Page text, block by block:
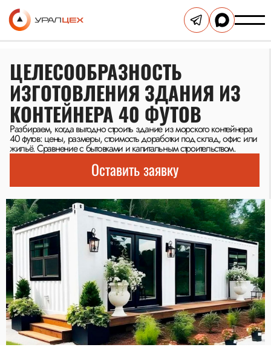
ЦЕЛЕСООБРАЗНОСТЬ
ИЗГОТОВЛЕНИЯ ЗДАНИЯ ИЗ
КОНТЕЙНЕРА 40 ФУТОВ
Разбираем, когда выгодно строить здание из морского контейнера
40 футов: цены, размеры, стоимость доработки под склад, офис или
жильё. Сравнение с бытовками и капитальным строительством.
Оставить заявку